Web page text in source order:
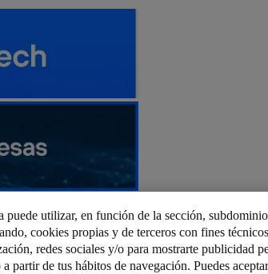
con IoT
y Telefónica (Wayra) – Parte 1 de 2 Correo
puede utilizar, en función de la sección,
cookies propias y de terceros con fines
redes sociales y/o para mostrarte publicidad
partir de tus hábitos de navegación. Puedes